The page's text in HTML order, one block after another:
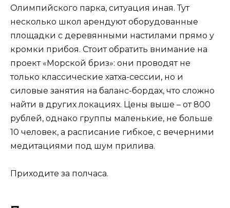
Олимпийского парка, ситуация иная. Тут
несколько школ арендуют оборудованные
площадки с деревянными настилами прямо у
кромки прибоя. Стоит обратить внимание на
проект «Морской бриз»: они проводят не
только классические хатха-сессии, но и
силовые занятия на баланс-бордах, что сложно
найти в других локациях. Цены выше – от 800
рублей, однако группы маленькие, не больше
10 человек, а расписание гибкое, с вечерними
медитациями под шум прилива.
Приходите за полчаса.